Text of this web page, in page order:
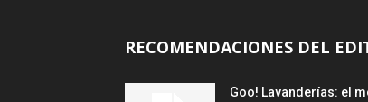
RECOMENDACIONES DEL
Goo! Lavanderías: el